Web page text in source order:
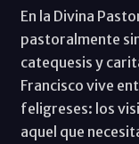
En la Divina
pastoralmente
catequesis y
Francisco vive
feligreses: los
aquel que